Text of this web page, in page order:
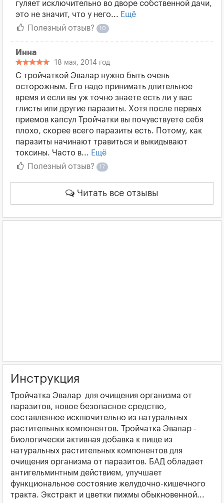
гуляет исключительно во дворе собственной дачи,
это не значит, что у него... Ещё
Полезный отзыв?
10
Инна
18 мая, 2014 год
С тройчаткой Эвалар нужно быть очень
осторожным. Его надо принимать длительное
время и если вы уж точно знаете есть ли у вас
глисты или другие паразиты. Хотя после первых
приемов капсул Тройчатки вы почувствуете себя
плохо, скорее всего паразиты есть. Потому, как
паразиты начинают травиться и выкидывают
токсины. Часто в... Ещё
Полезный отзыв?
17
Читать все отзывы
Инструкция
Тройчатка Эвалар для очищения организма от
паразитов, новое безопасное средство,
составленное исключительно из натуральных
растительных компонентов. Тройчатка Эвалар -
биологически активная добавка к пище из
натуральных растительных компонентов для
очищения организма от паразитов. БАД обладает
антигельминтным действием, улучшает
функциональное состояние желудочно-кишечного
тракта. Экстракт и цветки пижмы обыкновенной...